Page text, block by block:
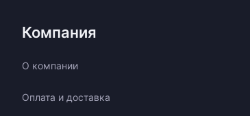
Компания
О компании
Оплата и доставка